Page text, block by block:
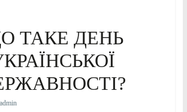
ТАКЕ ДЕНЬ
admin